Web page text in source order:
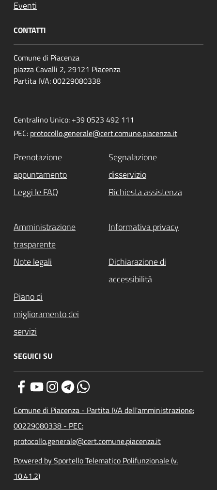
Eventi
CONTATTI
Comune di Piacenza
piazza Cavalli 2, 29121 Piacenza
Partita IVA: 00229080338
Centralino Unico: +39 0523 492 111
PEC: protocollo.generale@cert.comune.piacenza.it
Prenotazione
appuntamento
Segnalazione
disservizio
Leggi le FAQ
Richiesta assistenza
Amministrazione
trasparente
Informativa privacy
Note legali
Dichiarazione di
accessibilità
Piano di
miglioramento dei
servizi
SEGUICI SU
Comune di Piacenza - Partita IVA dell'amministrazione:
00229080338 - PEC:
protocollo.generale@cert.comune.piacenza.it
Powered by Sportello Telematico Polifunzionale (v.
10.41.2)